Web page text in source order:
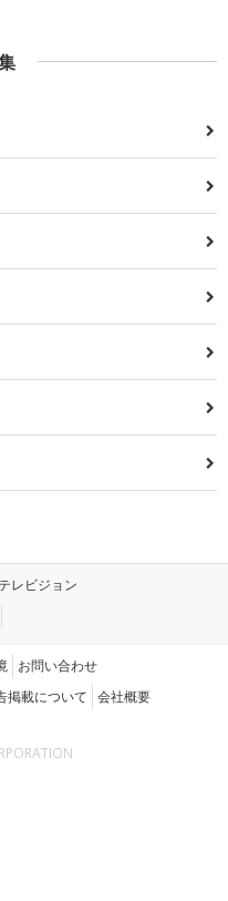
レビジョン
お問い合わせ
掲載について 会社概要